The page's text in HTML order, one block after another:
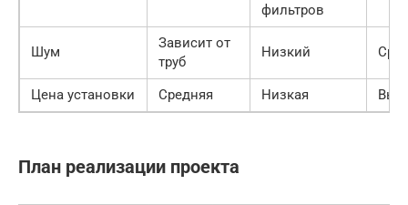
фильтров
Шум
Зависит от
труб
Низкий
Цена установки Средняя Низкая
План реализации проекта